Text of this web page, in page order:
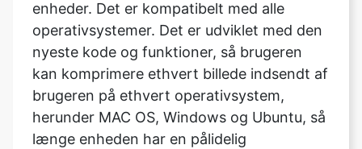
brugeren på ethvert operativsystem,
herunder MAC OS, Windows og Ubuntu, så
længe enheden har en pålidelig
internetforbindelse. Hemmeligheden er, at
den fungerer selv med en træg
internetforbindelse.